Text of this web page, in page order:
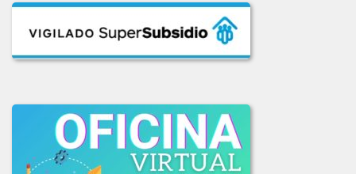
LICITACION_004-2020.pdf
LICITACION_OFERTAS_001-2020.PDF
LICITACION_OFERTAS_002_2020.pdf
2019